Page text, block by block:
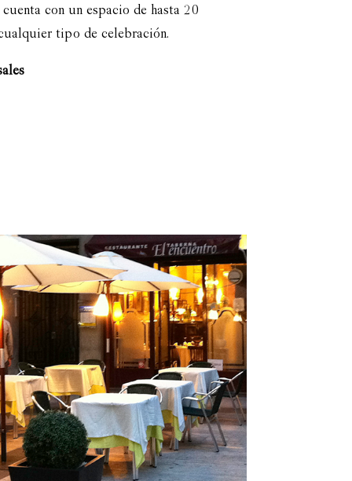
con un espacio de hasta 20
tipo de celebración.